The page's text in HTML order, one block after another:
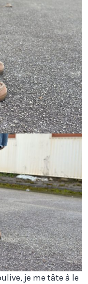
je me tâte à le